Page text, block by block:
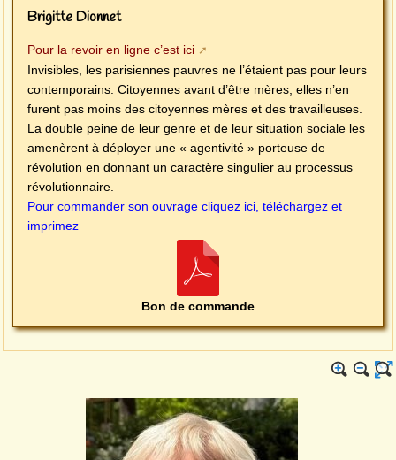
Brigitte Dionnet
Pour la revoir en ligne c’est ici
Invisibles, les parisiennes pauvres ne l’étaient pas pour leurs
contemporains. Citoyennes avant d’être mères, elles n’en
furent pas moins des citoyennes mères et des travailleuses.
La double peine de leur genre et de leur situation sociale les
amenèrent à déployer une « agentivité » porteuse de
révolution en donnant un caractère singulier au processus
révolutionnaire.
Pour commander son ouvrage cliquez ici, téléchargez et
imprimez
Bon de commande